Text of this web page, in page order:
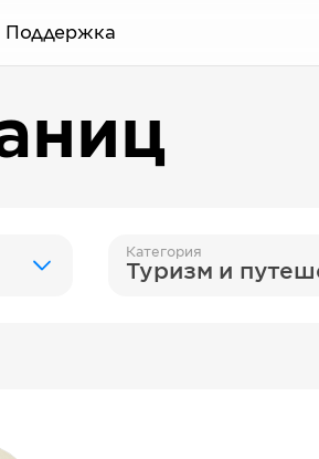
Поддержка
Категория
Туризм и